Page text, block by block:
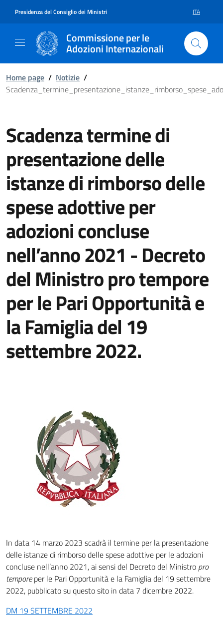
Presidenza del Consiglio dei Ministri ITA
Commissione per le
Adozioni Internazionali
Home page / Notizie /
Scadenza termine di
presentazione delle
istanze di rimborso delle
spese adottive per
adozioni concluse
nell’anno 2021 - Decreto
del Ministro pro tempore
per le Pari Opportunità e
la Famiglia del 19
settembre 2022.
In data 14 marzo 2023 scadrà il termine per la presentazione
delle istanze di rimborso delle spese adottive per le adozioni
concluse nell’anno 2021, ai sensi del Decreto del Ministro pro
temporeper le Pari Opportunità e la Famiglia del 19 settembre
2022, pubblicato su questo sito in data 7 dicembre 2022.
DM 19 SETTEMBRE 2022